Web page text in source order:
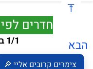
חדרים
הבא 1/1 באזור נבטים
צימרים קרובים אליי 🔎